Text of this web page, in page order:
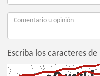
Escriba los caracteres